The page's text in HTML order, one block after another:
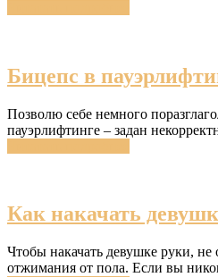
Бицепс в
Позволю себе немного
пауэрлифтинге – задан
Как накачать
Чтобы накачать девушке руки, не
отжимания от пола. Если вы